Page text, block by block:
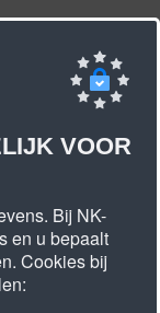
VOOR
Bij NK-
en u bepaalt
Cookies bij